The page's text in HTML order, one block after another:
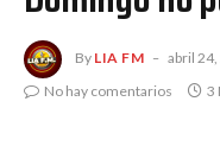
By LIA FM abril
No hay comentarios
3